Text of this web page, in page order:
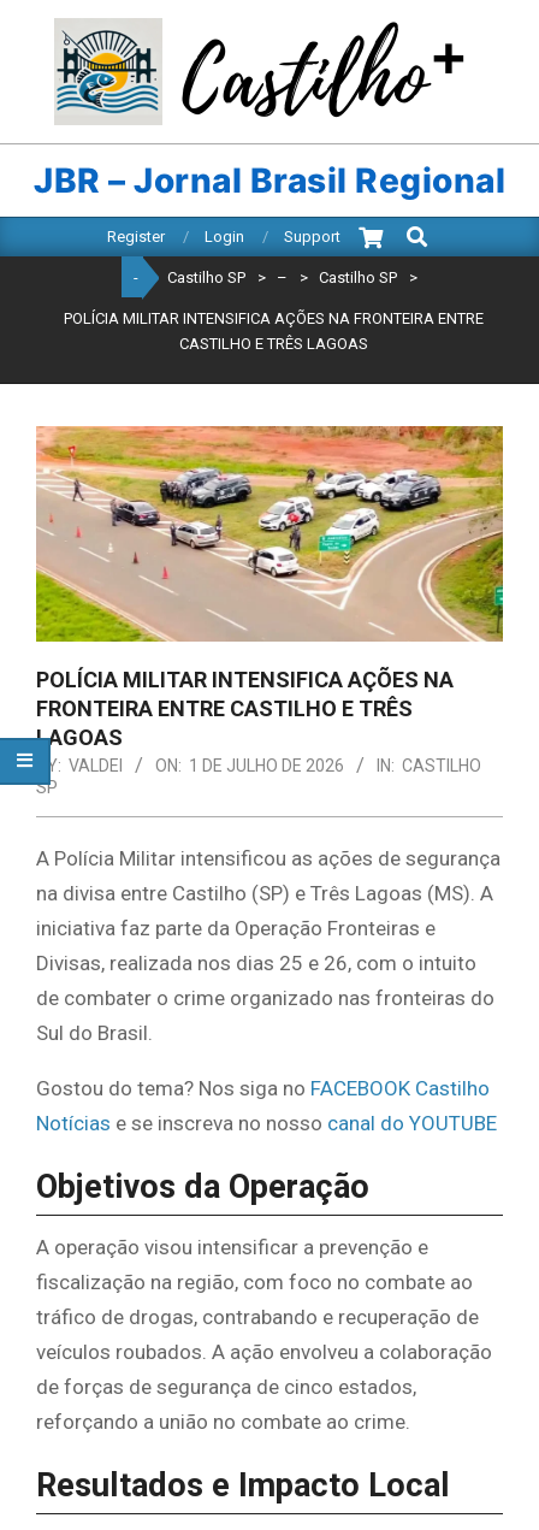
content
CASTILHO
SP
JBR – Jornal Brasil Regional
Navigation
Register Login Support
Search
- Castilho SP > – > Castilho SP >
POLÍCIA MILITAR INTENSIFICA AÇÕES NA FRONTEIRA ENTRE
CASTILHO E TRÊS LAGOAS
POLÍCIA MILITAR INTENSIFICA AÇÕES NA
FRONTEIRA ENTRE CASTILHO E TRÊS
LAGOAS
BY: VALDEI ON: 1 DE JULHO DE 2026 IN: CASTILHO
SP
A Polícia Militar intensificou as ações de segurança
na divisa entre Castilho (SP) e Três Lagoas (MS). A
iniciativa faz parte da Operação Fronteiras e
Divisas, realizada nos dias 25 e 26, com o intuito
de combater o crime organizado nas fronteiras do
Sul do Brasil.
Gostou do tema? Nos siga no FACEBOOK Castilho
Notícias e se inscreva no nosso canal do YOUTUBE
Objetivos da Operação
A operação visou intensificar a prevenção e
fiscalização na região, com foco no combate ao
tráfico de drogas, contrabando e recuperação de
veículos roubados. A ação envolveu a colaboração
de forças de segurança de cinco estados,
reforçando a união no combate ao crime.
Resultados e Impacto Local